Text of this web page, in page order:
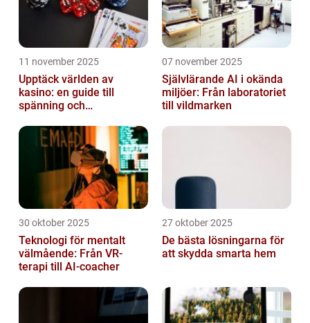
11 november 2025
Upptäck världen av
kasino: en guide till
spänning och
07 november 2025
Självlärande AI i okända
miljöer: Från laboratoriet
till vildmarken
30 oktober 2025
Teknologi för mentalt
välmående: Från VR-
terapi till AI-coacher
27 oktober 2025
De bästa lösningarna för
att skydda smarta hem